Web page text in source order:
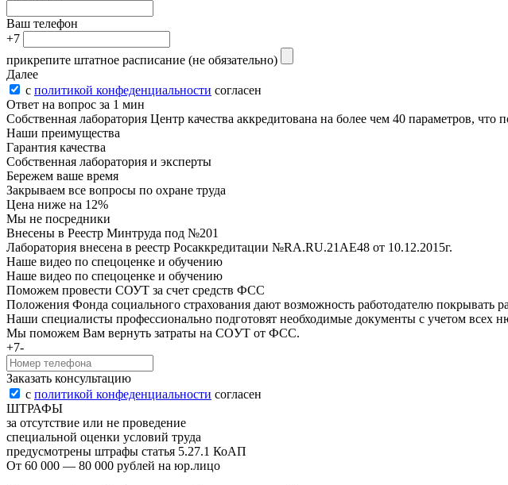
Ваш телефон
+7
прикрепите штатное расписание (не обязательно)
Далее
с политикой конфеденциальности согласен
Ответ на вопрос за 1 мин
Собственная лаборатория Центр качества аккредитована на более чем 40 параметров, что
Наши преимущества
Гарантия качества
Собственная лаборатория и эксперты
Бережем ваше время
Закрываем все вопросы по охране труда
Цена ниже на 12%
Мы не посредники
Внесены в Реестр Минтруда под №201
Лаборатория внесена в реестр Росаккредитации №RA.RU.21AE48 от 10.12.2015г.
Наше видео по спецоценке и обучению
Наше видео по спецоценке и обучению
Поможем провести СОУТ за счет средств ФСС
Положения Фонда социального страхования дают возможность работодателю покрывать
Наши специалисты профессионально подготовят необходимые документы с учетом всех
Мы поможем Вам вернуть затраты на COУТ от ФСС.
+7-
Заказать консультацию
с политикой конфеденциальности согласен
ШТРАФЫ
за отсутствие или не проведение
специальной оценки условий труда
предусмотрены штрафы статья 5.27.1 КоАП
От 60 000 — 80 000 рублей на юр.лицо